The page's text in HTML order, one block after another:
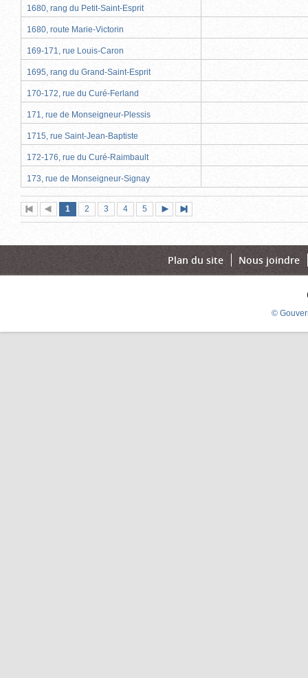
1680, rang du Petit-Saint-Esprit
1680, route Marie-Victorin
169-171, rue Louis-Caron
1695, rang du Grand-Saint-Esprit
170-172, rue du Curé-Ferland
171, rue de Monseigneur-Plessis
1715, rue Saint-Jean-Baptiste
172-176, rue du Curé-Raimbault
173, rue de Monseigneur-Signay
Première
page
Page
précédente
Page
1 (page
actuelle)
Page
2 Page
3 Page
4 Page
5
suivante
page
Plan du site Nous joindre
©